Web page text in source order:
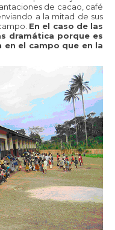
de cacao, café
a la mitad de sus
En el caso de las
dramática porque es
en el campo que en la